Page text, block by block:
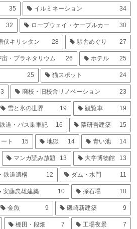
35 イルミネーション 34
32 ロープウェイ・ケーブルカー 30
伏キリシタン 28 駅舎めぐり 27
宙・プラネタリウム 26 ホテル 25
25 猫スポット 24
廃校・旧校舎リノベーション 23
雪と氷の世界 19 観覧車 19
鉄道・バス乗車記 16 隈研吾建築 15
ト 15 地獄 14 青い池 14
マンガ読み放題 13 大学博物館 13
鉄道遺構 12 ダム・水門 11
安藤忠雄建築 10 採石場 10
金魚 9 磯崎新建築 9
棚田・段畑 7 工場夜景 7